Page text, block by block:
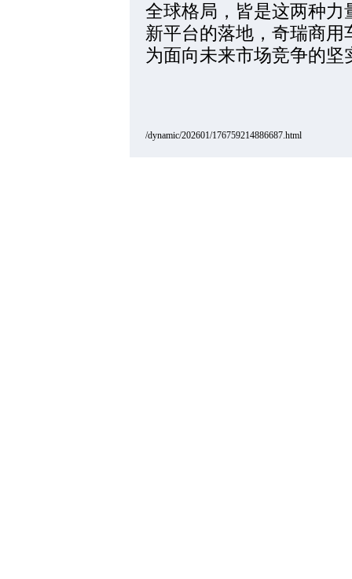
全球格局，皆是这两种
新平台的落地，奇瑞商
为面向未来市场竞争的坚
/dynamic/202601/176759214886687.html